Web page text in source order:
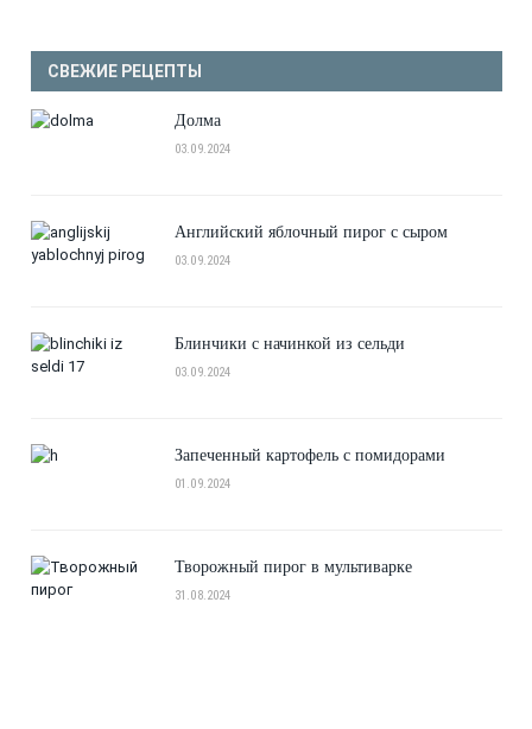
СВЕЖИЕ РЕЦЕПТЫ
Долма
03.09.2024
Английский яблочный пирог с сыром
03.09.2024
Блинчики с начинкой из сельди
03.09.2024
Запеченный картофель с помидорами
01.09.2024
Творожный пирог в мультиварке
31.08.2024